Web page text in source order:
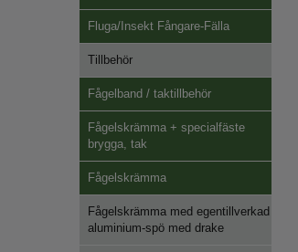
Fluga/Insekt Fångare-Fälla
Tillbehör
Fågelband / taktillbehör
Fågelskrämma + specialfäste
brygga, tak
Fågelskrämma
Fågelskrämma med egentillverkad
aluminium-spö med drake